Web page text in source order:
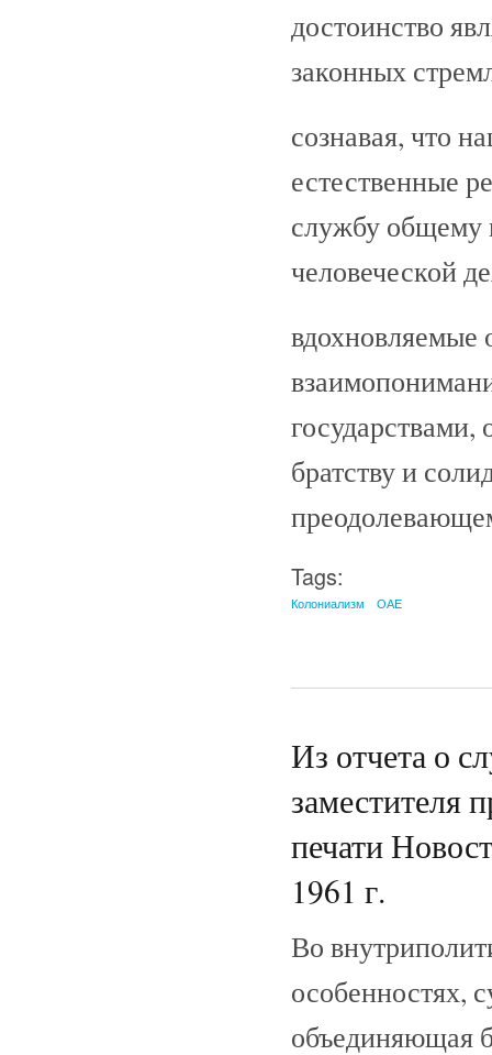
достоинство
законных
сознавая, что
естественные
службу общему
человеческой
братству и
Tags:
Колониализм ОАЕ
Из отчета о
заместителя
печати
1961 г.
Во
особенностях,
объединяющая